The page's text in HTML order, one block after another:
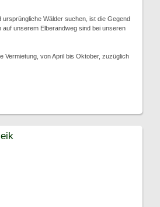
ursprüngliche Wälder suchen, ist die Gegend
auf unserem Elberandweg sind bei unseren
Vermietung, von April bis Oktober, zuzüglich